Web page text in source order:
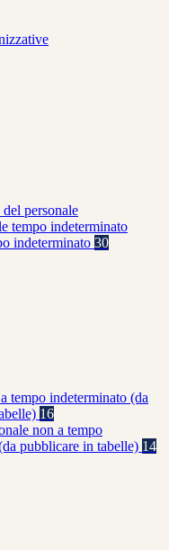
personale
tempo indeterminato
indeterminato 30
tempo indeterminato (da
16
non a tempo
pubblicare in tabelle) 14